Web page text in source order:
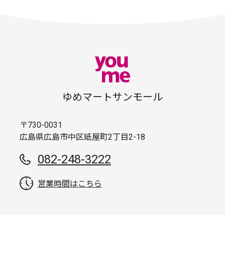
ゆめマートサンモール
〒730-0031
広島県広島市中区紙屋町2丁目2-18
082-248-3222
営業時間はこちら